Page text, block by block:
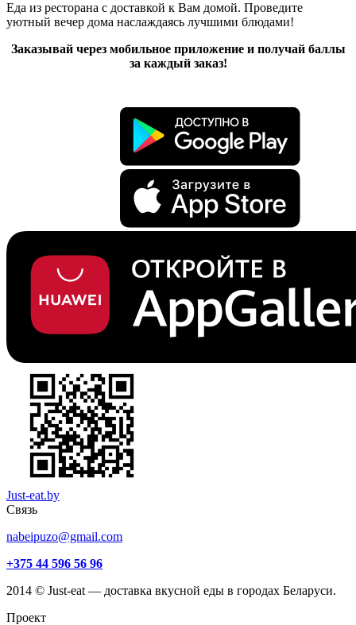
Еда из ресторана с доставкой к Вам домой. Проведите
уютный вечер дома наслаждаясь лучшими блюдами!
Заказывай через мобильное приложение и получай баллы
за каждый заказ!
Just-eat.by
Связь
nabeipuzo@gmail.com
+375 44 596 56 96
2014 © Just-eat — доставка вкусной еды в городах Беларуси.
Проект